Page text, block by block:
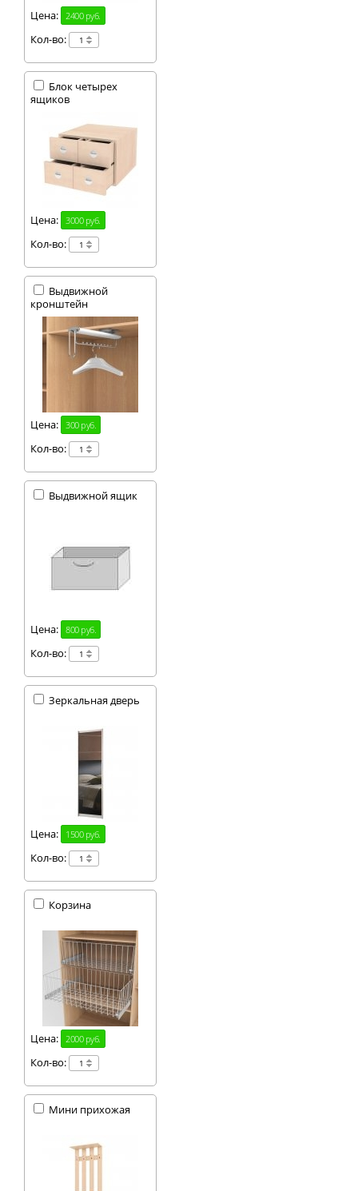
Цена: 2400 руб.
Кол-во:
Блок четырех
ящиков
Цена: 3000 руб.
Кол-во:
Выдвижной
кронштейн
Цена: 300 руб.
Кол-во:
Выдвижной ящик
Цена: 800 руб.
Кол-во:
Зеркальная дверь
Цена: 1500 руб.
Кол-во:
Корзина
Цена: 2000 руб.
Кол-во:
Мини прихожая